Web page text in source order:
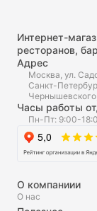
Интернет-
ресторанов,
Адрес
Москва, ул.
Санкт-
Часы работы
Пн-Пт: 9:00-
О компаниии
О нас